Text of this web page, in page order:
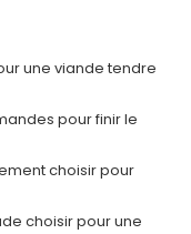
une viande tendre
pour finir le
choisir pour
choisir pour une